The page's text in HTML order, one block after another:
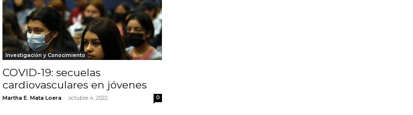
Investigación y Conocimiento
COVID-19: secuelas
cardiovasculares en jóvenes
Martha E. Mata Loera - octubre 4, 2022 0